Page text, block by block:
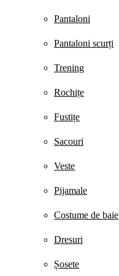
Pantaloni
Pantaloni scurți
Trening
Rochițe
Fustițe
Sacouri
Veste
Pijamale
Costume de baie
Dresuri
Șosete